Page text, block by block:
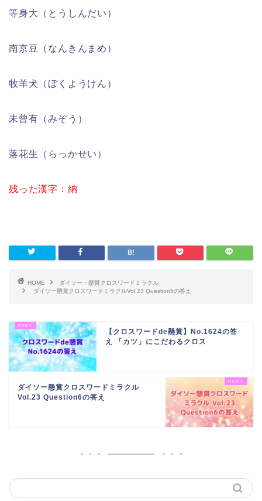
等身大（とうしんだい）
南京豆（なんきんまめ）
牧羊犬（ぼくようけん）
未曾有（みぞう）
落花生（らっかせい）
残った漢字：納
HOME
ダイソー・懸賞クロスワードミラクル
ダイソー懸賞クロスワードミラクルVol.23 Question5の答え
【クロスワードde懸賞】No.1624の答
え 「カツ」にこだわるクロス
ダイソー懸賞クロスワードミラクル
Vol.23 Question6の答え